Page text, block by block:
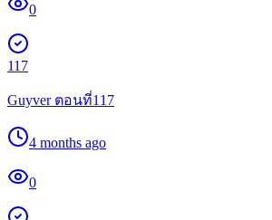
0
117
Guyver ตอนที่117
4 months ago
0